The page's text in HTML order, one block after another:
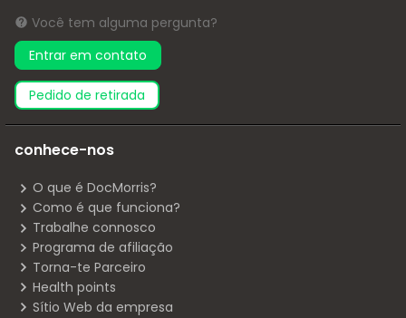
Você tem alguma pergunta?
Entrar em contato
pedido de retirada
conhece-nos
O que é DocMorris?
Como é que funciona?
Trabalhe connosco
Programa de afiliação
Torna-te Parceiro
Health points
Sítio Web da empresa